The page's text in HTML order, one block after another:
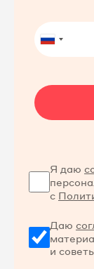
Я даю
с
Даю
и